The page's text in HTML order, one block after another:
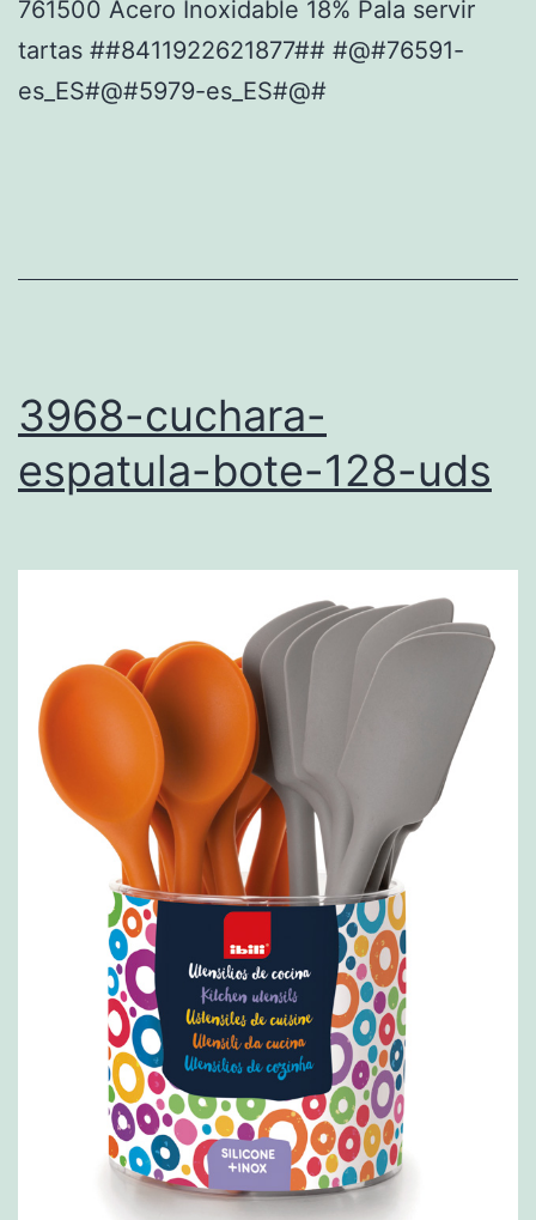
761500 Acero Inoxidable 18% Pala servir
tartas ##8411922621877## #@#76591-
es_ES#@#5979-es_ES#@#
3968-cuchara-
espatula-bote-128-uds